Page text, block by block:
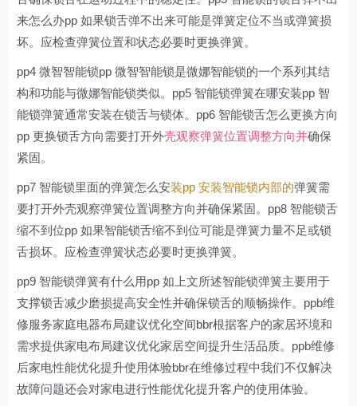
来怎么办pp 如果锁舌弹不出来可能是弹簧定位不当或弹簧损
坏。应检查弹簧位置和状态必要时更换弹簧。
pp4 微智智能锁pp 微智智能锁是微娜智能锁的一个系列其结
构和功能与微娜智能锁类似。pp5 智能锁弹簧在哪安装pp 智
能锁弹簧通常安装在锁舌与锁体。pp6 智能锁舌怎么更换方向
pp 更换锁舌方向需要打开外壳观察弹簧位置调整方向并确保
紧固。
pp7 智能锁里面的弹簧怎么安装pp 安装智能锁内部的弹簧需
要打开外壳观察弹簧位置调整方向并确保紧固。pp8 智能锁舌
缩不到位pp 如果智能锁舌缩不到位可能是弹簧力量不足或锁
舌损坏。应检查弹簧状态必要时更换弹簧。
pp9 智能锁弹簧有什么用pp 如上文所述智能锁弹簧主要用于
支撑锁舌减少磨损提高安全性并确保锁舌的顺畅操作。ppb维
修服务家庭电器布局建议优化空间bbr根据客户的家居环境和
需求提供家电布局建议优化家居空间提升生活品质。ppb维修
后家电性能优化提升使用体验bbr在维修过程中我们不仅解决
故障问题还会对家电进行性能优化提升客户的使用体验。